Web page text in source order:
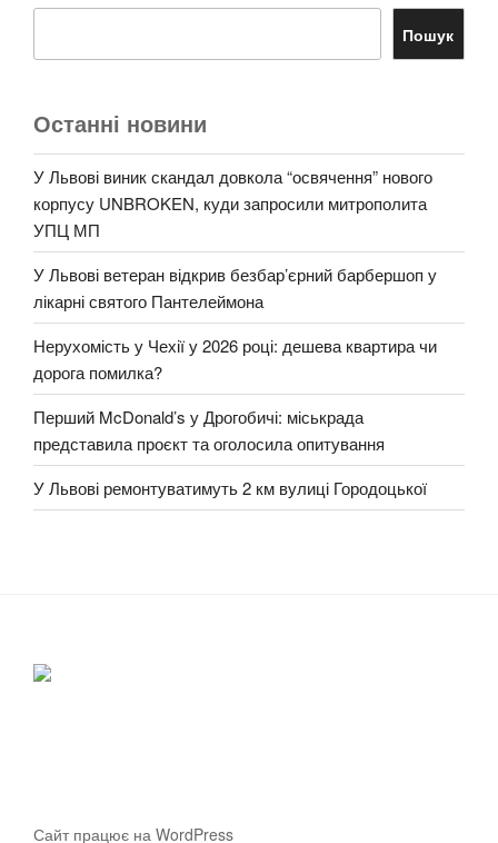
Пошук
Останні новини
У Львові виник скандал довкола “освячення” нового
корпусу UNBROKEN, куди запросили митрополита
УПЦ МП
У Львові ветеран відкрив безбар’єрний барбершоп у
лікарні святого Пантелеймона
Нерухомість у Чехії у 2026 році: дешева квартира чи
дорога помилка?
Перший McDonald’s у Дрогобичі: міськрада
представила проєкт та оголосила опитування
У Львові ремонтуватимуть 2 км вулиці Городоцької
Сайт працює на WordPress